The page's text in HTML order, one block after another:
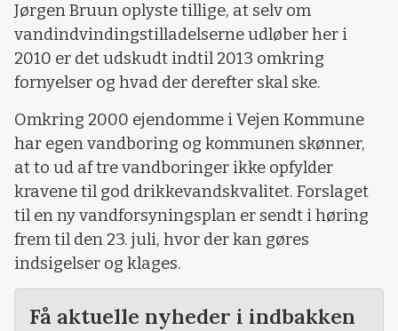
Jørgen Bruun oplyste tillige, at selv om
vandindvindingstilladelserne udløber her i
2010 er det udskudt indtil 2013 omkring
fornyelser og hvad der derefter skal ske.
Omkring 2000 ejendomme i Vejen Kommune
har egen vandboring og kommunen skønner,
at to ud af tre vandboringer ikke opfylder
kravene til god drikkevandskvalitet. Forslaget
til en ny vandforsyningsplan er sendt i høring
frem til den 23. juli, hvor der kan gøres
indsigelser og klages.
Få aktuelle nyheder i indbakken